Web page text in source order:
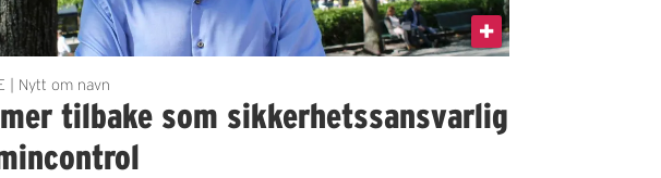
| Nytt om navn
tilbake som sikkerhetssansvarlig